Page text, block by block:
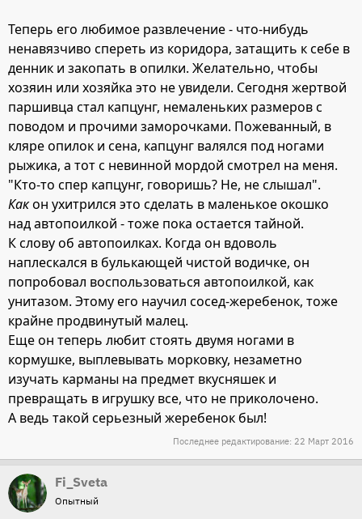
Теперь его любимое развлечение - что-нибудь
ненавязчиво спереть из коридора, затащить к себе в
денник и закопать в опилки. Желательно, чтобы
хозяин или хозяйка это не увидели. Сегодня жертвой
паршивца стал капцунг, немаленьких размеров с
поводом и прочими заморочками. Пожеванный, в
кляре опилок и сена, капцунг валялся под ногами
рыжика, а тот с невинной мордой смотрел на меня.
"Кто-то спер капцунг, говоришь? Не, не слышал".
Какон ухитрился это сделать в маленькое окошко
над автопоилкой - тоже пока остается тайной.
К слову об автопоилках. Когда он вдоволь
наплескался в булькающей чистой водичке, он
попробовал воспользоваться автопоилкой, как
унитазом. Этому его научил сосед-жеребенок, тоже
крайне продвинутый малец.
Еще он теперь любит стоять двумя ногами в
кормушке, выплевывать морковку, незаметно
изучать карманы на предмет вкусняшек и
превращать в игрушку все, что не приколочено.
А ведь такой серьезный жеребенок был!
Последнее редактирование: 22 Март 2016
Fi_Sveta
Опытный